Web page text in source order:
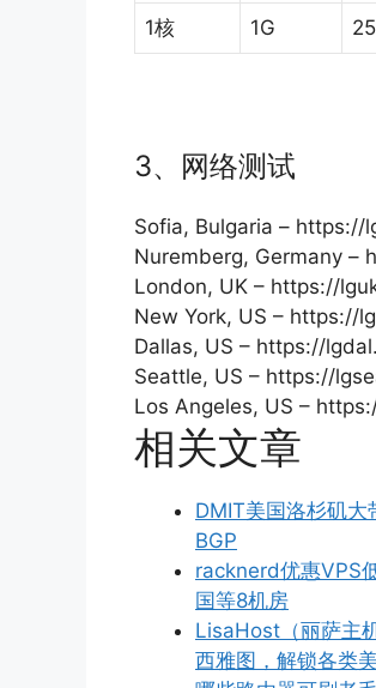
1核 1G
3、网络测试
Sofia, Bulgaria – https://
Nuremberg, Germany –
London, UK – https://
New York, US – https://
Dallas, US – https://
Seattle, US – https://
Los Angeles, US –
相关文章
DMIT美国洛杉矶
BGP
racknerd优惠VPS
国等8机房
LisaHost（丽萨主
西雅图，解锁各类